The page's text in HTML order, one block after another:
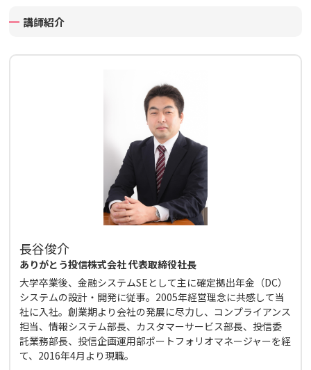
講師紹介
長谷俊介
ありがとう投信株式会社 代表取締役社長
大学卒業後、金融システムSEとして主に確定拠出年金（DC）
システムの設計・開発に従事。2005年経営理念に共感して当
社に入社。創業期より会社の発展に尽力し、コンプライアンス
担当、情報システム部長、カスタマーサービス部長、投信委
託業務部長、投信企画運用部ポートフォリオマネージャーを経
て、2016年4月より現職。